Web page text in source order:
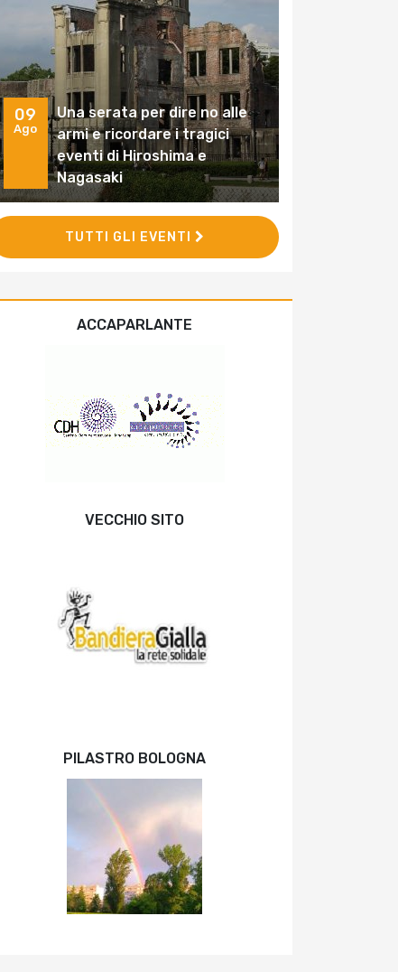
09
Ago
Una serata per dire no alle
armi e ricordare i tragici
eventi di Hiroshima e
Nagasaki
TUTTI GLI EVENTI
ACCAPARLANTE
VECCHIO SITO
PILASTRO BOLOGNA